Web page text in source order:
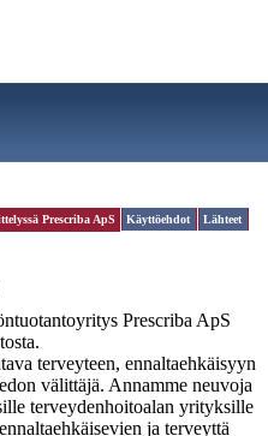
Prescriba ApS Käyttöehdot Lähteet
Prescriba ApS
terveyteen, ennaltaehkäisyyn
välittäjä. Annamme neuvoja
terveydenhoitoalan yrityksille
ja terveyttä